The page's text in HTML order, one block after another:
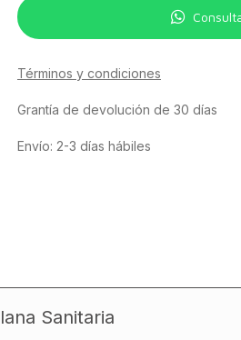
Términos y condiciones
Grantía de devolución de 30 días
Envío: 2-3 días hábiles
Sanitaria